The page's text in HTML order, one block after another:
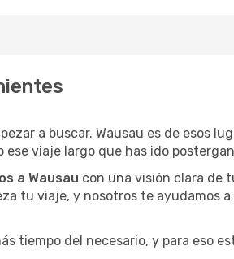
a buscar. Wausau es de esos
viaje largo que has ido
a Wausau con una visión clara de
tu viaje, y nosotros te ayudamos
tiempo del necesario, y para eso